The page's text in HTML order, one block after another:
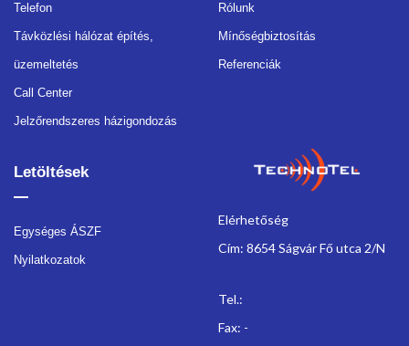
Telefon
Távközlési hálózat építés,
üzemeltetés
Call Center
Jelzőrendszeres házigondozás
Rólunk
Mínőségbiztosítás
Referenciák
Letöltések
Egységes ÁSZF
Nyilatkozatok
Elérhetőség
Cím: 8654 Ságvár Fő utca 2/N
Tel.:
Fax: -